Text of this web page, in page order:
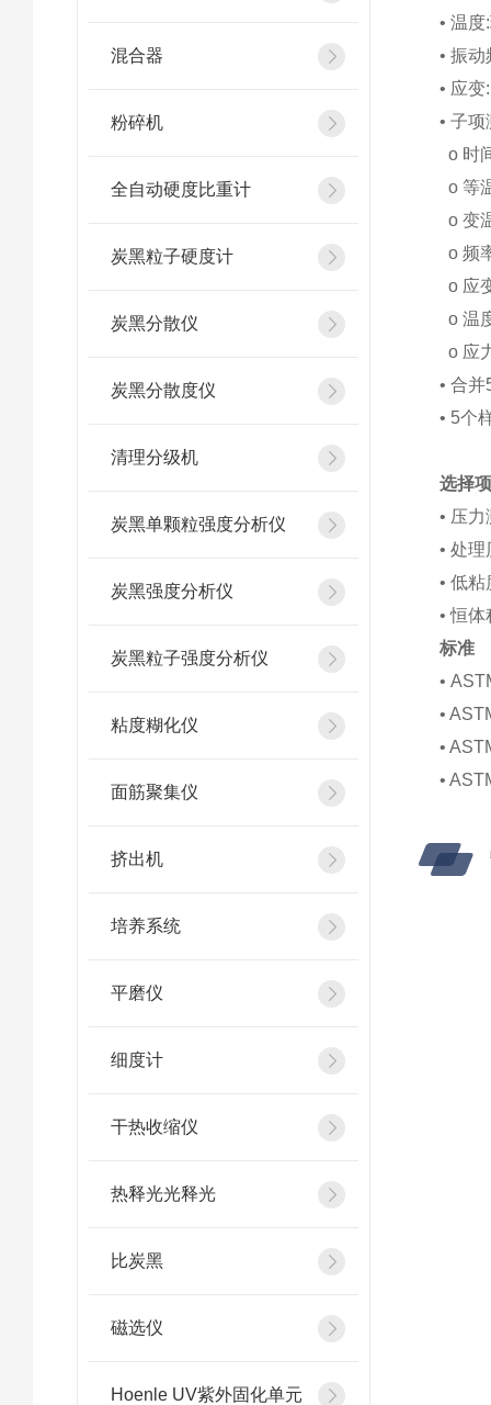
混合器
粉碎机
全自动硬度比重计
炭黑粒子硬度计
炭黑分散仪
炭黑分散度仪
清理分级机
炭黑单颗粒强度分析仪
炭黑强度分析仪
炭黑粒子强度分析仪
粘度糊化仪
面筋聚集仪
挤出机
培养系统
平磨仪
细度计
干热收缩仪
热释光光释光
比炭黑
磁选仪
Hoenle UV紫外固化单元
• 温
• 振
• 应
• 子项
o 时
o 等
o 变
o 频
o 应
o 温
o 应
• 合
• 5个
选择
• 压力
• 处
• 低
• 恒
标准
•
•
•
•